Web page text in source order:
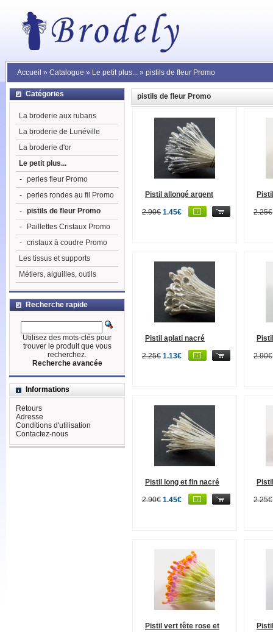
Accueil » Catalogue » Le petit plus... » pistils de fleur Promo
pistils de fleur Promo
Pistil allongé argent
2.90€ 1.45€ 2.25€
Pistil aplati nacré
2.25€ 1.13€ 2.90€
Pistil long et fin nacré
2.90€ 1.45€ 2.25€
Pistil vert tête rose et
Catégories
La broderie aux rubans
La broderie de Lunéville
La broderie d'or
Le petit plus...
- perles fleur Promo
- perles rondes au fil Promo
- pistils de fleur Promo
-
Paillettes Cristaux Promo
- cristaux à coudre Promo
Les tissus et supports
Métiers, aiguilles, outils
Recherche rapide
Utilisez des mots-clés pour
trouver le produit que vous
recherchez.
Recherche avancée
Informations
Retours
Adresse
Conditions d'utilisation
Contactez-nous